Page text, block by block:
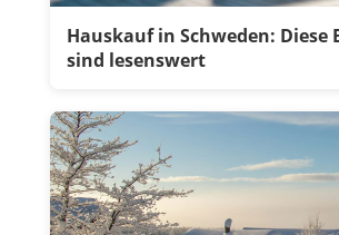
Hauskauf in Schweden: Diese
sind lesenswert